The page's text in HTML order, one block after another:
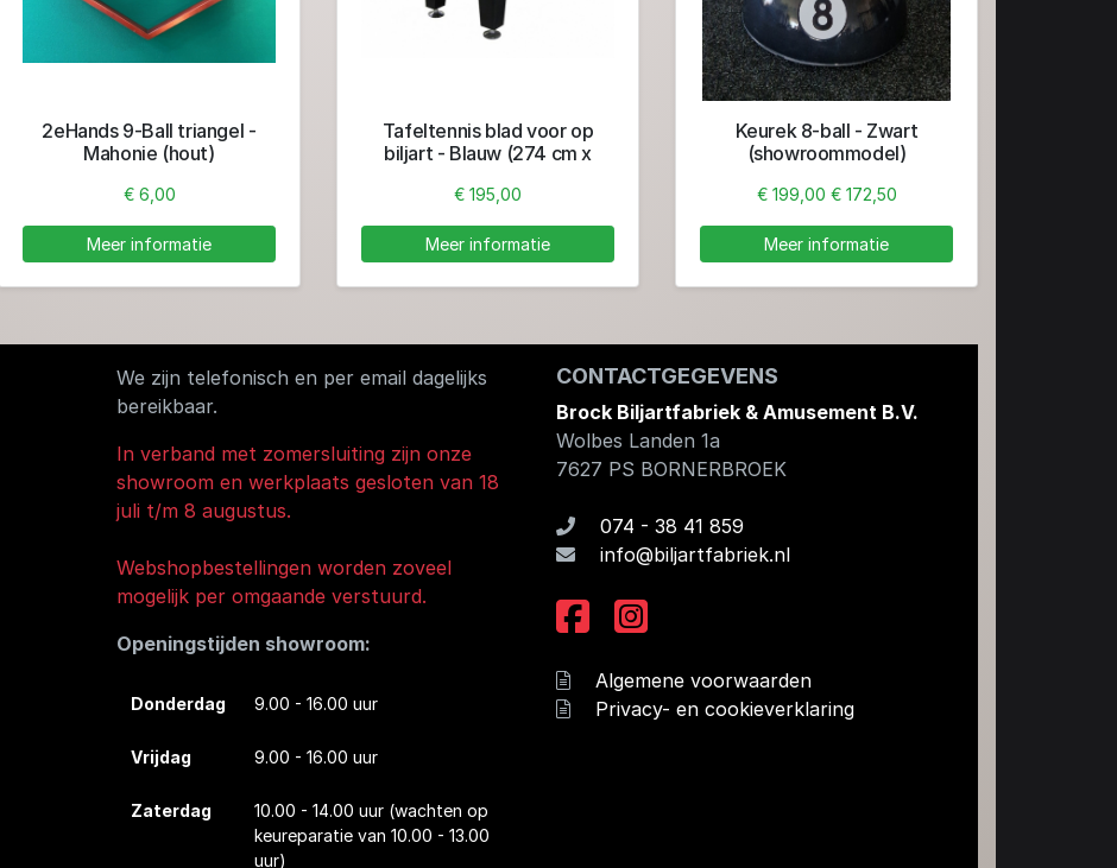
2eHands 9-Ball triangel -
Mahonie (hout)
€ 6,00
Meer informatie
Tafeltennis blad voor op
biljart - Blauw (274 cm x
€ 195,00
Meer informatie
Keurek 8-ball - Zwart
(showroommodel)
€ 199,00 € 172,50
Meer informatie
We zijn telefonisch en per email dagelijks
bereikbaar.
In verband met zomersluiting zijn onze
showroom en werkplaats gesloten van 18
juli t/m 8 augustus.
Webshopbestellingen worden zoveel
mogelijk per omgaande verstuurd.
Openingstijden showroom:
Donderdag 9.00 - 16.00 uur
Vrijdag 9.00 - 16.00 uur
Zaterdag 10.00 - 14.00 uur (wachten op
keureparatie van 10.00 - 13.00
uur)
CONTACTGEGEVENS
Brock Biljartfabriek & Amusement B.V.
Wolbes Landen 1a
7627 PS BORNERBROEK
074 - 38 41 859
info@biljartfabriek.nl
Algemene voorwaarden
Privacy- en cookieverklaring